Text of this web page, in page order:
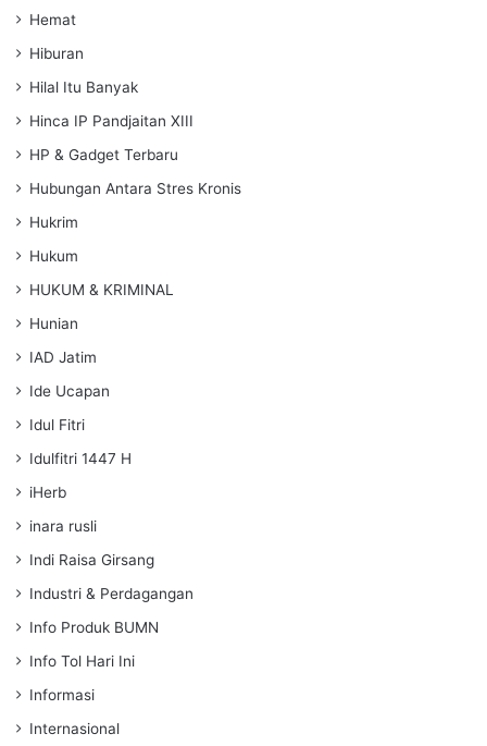
Hemat
Hiburan
Hilal Itu Banyak
Hinca IP Pandjaitan XIII
HP & Gadget Terbaru
Hubungan Antara Stres Kronis
Hukrim
Hukum
HUKUM & KRIMINAL
Hunian
IAD Jatim
Ide Ucapan
Idul Fitri
Idulfitri 1447 H
iHerb
inara rusli
Indi Raisa Girsang
Industri & Perdagangan
Info Produk BUMN
Info Tol Hari Ini
Informasi
Internasional